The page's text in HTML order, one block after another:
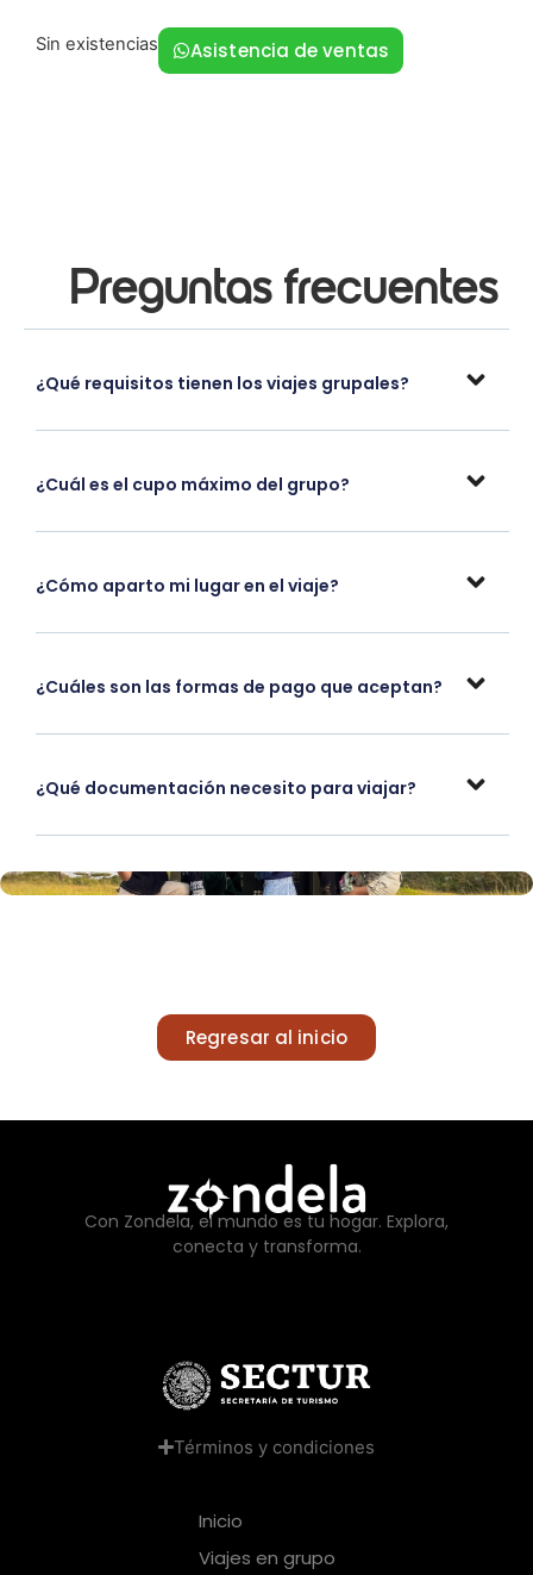
Sin existencias Asistencia de ventas
Preguntas frecuentes
¿Qué requisitos tienen los viajes grupales?
¿Cuál es el cupo máximo del grupo?
¿Cómo aparto mi lugar en el viaje?
¿Cuáles son las formas de pago que aceptan?
¿Qué documentación necesito para viajar?
Regresar al inicio
Con Zondela, el mundo es tu hogar. Explora,
conecta y transforma.
Términos y condiciones
Inicio
Viajes en grupo